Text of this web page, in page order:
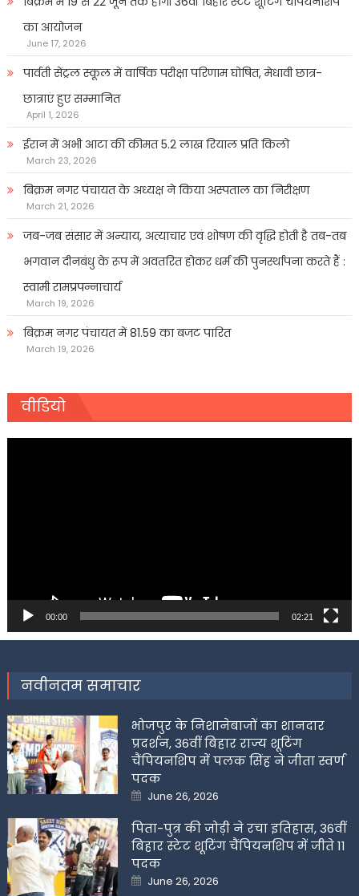
का आयोजन
June 17, 2026
पार्वती सेंट्रल स्कूल में वार्षिक परीक्षा परिणाम घोषित, मेधावी छात्र-
छात्राएं हुए सम्मानित
April 1, 2026
ईरान में अभी आटा की कीमत 5.2 लाख रियाल प्रति किलो
March 23, 2026
बिक्रम नगर पंचायत के अध्यक्ष ने किया अस्पताल का निरीक्षण
March 21, 2026
जब-जब संसार में अन्याय, अत्याचार एवं शोषण की वृद्धि होती है तब-तब
भगवान दीनबंधु के रूप में अवतरित होकर धर्म की पुनर्स्थापना करते हैं :
स्वामी रामप्रपन्नाचार्य
March 19, 2026
बिक्रम नगर पंचायत में 81.59 का बजट पारित
March 19, 2026
वीडियो
00:00 02:21
नवीनतम समाचार
भोजपुर के निशानेबाजों का शानदार
प्रदर्शन, 36वीं बिहार राज्य शूटिंग
चैंपियनशिप में पलक सिंह ने जीता स्वर्ण
पदक
Posted
on
June 26, 2026
पिता-पुत्र की जोड़ी ने रचा इतिहास, 36वीं
बिहार स्टेट शूटिंग चैंपियनशिप में जीते 11
पदक
Posted
on
June 26, 2026